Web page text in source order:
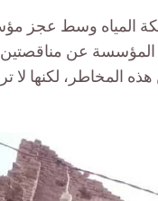
المياه وسط عجز
عن مناقصتين
المخاطر، لكنها لا